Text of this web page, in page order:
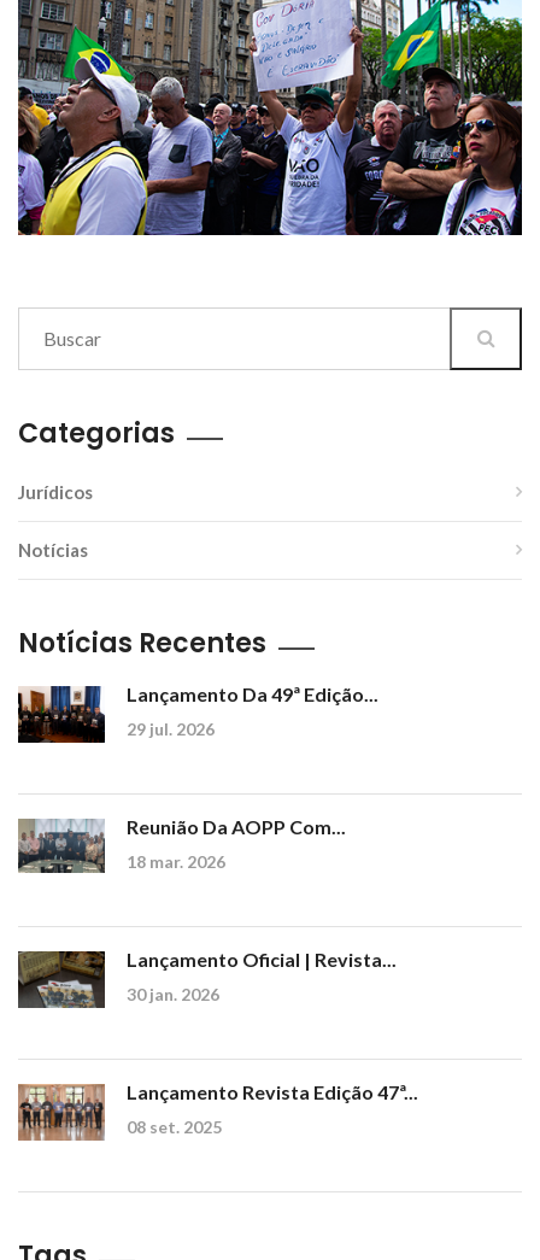
Categorias
Jurídicos
Notícias
Notícias Recentes
Lançamento Da 49ª Edição...
29 jul. 2026
Reunião Da AOPP Com...
18 mar. 2026
Lançamento Oficial | Revista...
30 jan. 2026
Lançamento Revista Edição 47ª...
08 set. 2025